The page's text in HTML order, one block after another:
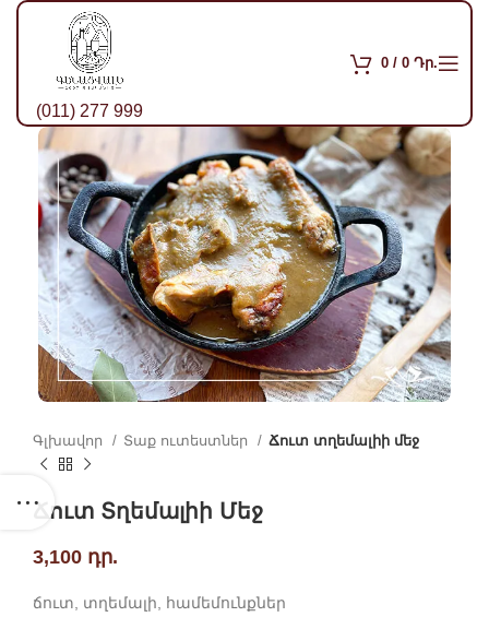
(011) 277 999
0 / 0 Դր.
Գլխավոր Տաք ուտեստներ Ճուտ տղեմալիի մեջ
Ճուտ Տղեմալիի Մեջ
3,100 դր.
ճուտ, տղեմալի, համեմունքներ